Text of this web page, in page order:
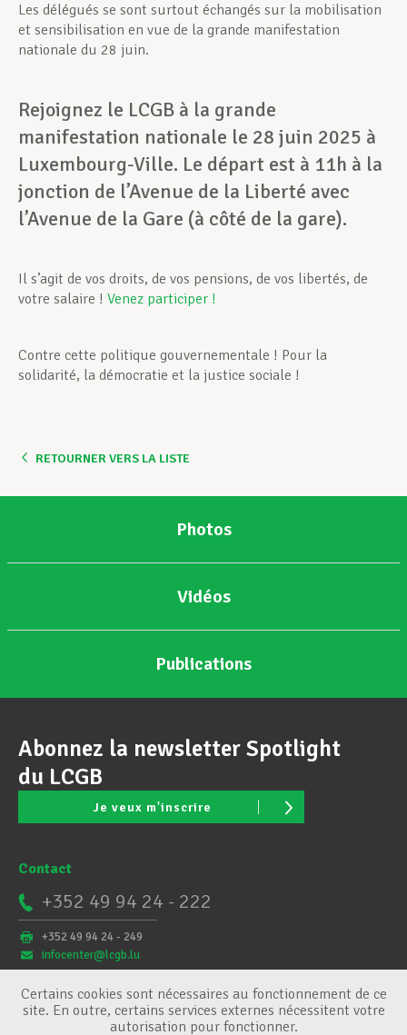
Les délégués se sont surtout échangés sur la mobilisation
et sensibilisation en vue de la grande manifestation
nationale du 28 juin.
Rejoignez le LCGB à la grande
manifestation nationale le 28 juin 2025 à
Luxembourg-Ville. Le départ est à 11h à la
jonction de l’Avenue de la Liberté avec
l’Avenue de la Gare (à côté de la gare).
Il s’agit de vos droits, de vos pensions, de vos libertés, de
votre salaire ! Venez participer !
Contre cette politique gouvernementale ! Pour la
solidarité, la démocratie et la justice sociale !
RETOURNER VERS LA LISTE
Photos
Vidéos
Publications
Abonnez la newsletter Spotlight
du LCGB
Je veux m'inscrire
Contact
+352 49 94 24 - 222
+352 49 94 24 - 249
infocenter@lcgb.lu
Certains cookies sont nécessaires au fonctionnement de ce
site. En outre, certains services externes nécessitent votre
autorisation pour fonctionner.